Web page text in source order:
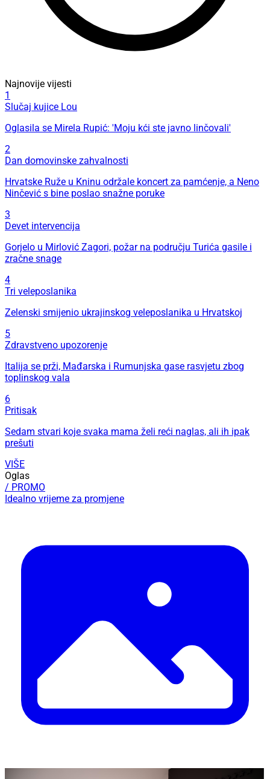
Najnovije vijesti
1
Slučaj kujice Lou
Oglasila se Mirela Rupić: 'Moju kći ste javno linčovali'
2
Dan domovinske zahvalnosti
Hrvatske Ruže u Kninu održale koncert za pamćenje, a Neno
Ninčević s bine poslao snažne poruke
3
Devet intervencija
Gorjelo u Mirlović Zagori, požar na području Turića gasile i
zračne snage
4
Tri veleposlanika
Zelenski smijenio ukrajinskog veleposlanika u Hrvatskoj
5
Zdravstveno upozorenje
Italija se prži, Mađarska i Rumunjska gase rasvjetu zbog
toplinskog vala
6
Pritisak
Sedam stvari koje svaka mama želi reći naglas, ali ih ipak
prešuti
VIŠE
Oglas
/ PROMO
Idealno vrijeme za promjene